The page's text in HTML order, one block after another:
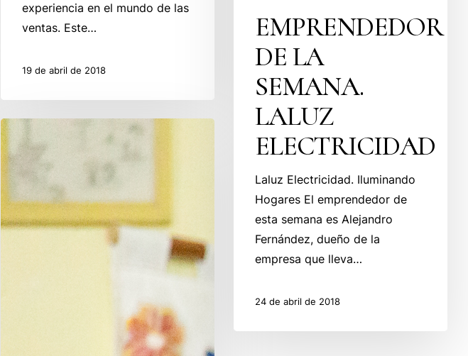
EMPRENDEDOR
DE LA
SEMANA.
LALUZ
ELECTRICIDAD
Laluz Electricidad. Iluminando
Hogares El emprendedor de
esta semana es Alejandro
Fernández, dueño de la
empresa que lleva…
24 de abril de 2018
experiencia en el mundo de las
ventas. Este…
19 de abril de 2018
Emprendedor
de
la
Semana.
Lourdes
Ansoñan